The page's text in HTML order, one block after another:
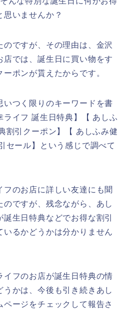
思いませんか？
のですが、その理由は、金沢
店では、誕生日に買い物をす
ポンが貰えたからです。
いつく限りのキーワードを書
ライフ 誕生日特典】【 あしふ
割引クーポン】【 あしふみ健
セール】という感じで調べて
のお店に詳しい友達にも聞
のですが、残念ながら、あし
生日特典などでお得な割引
いるかどうかは分かりません
イフのお店が誕生日特典の情
かは、今後も引き続きあし
ージをチェックして報告さ